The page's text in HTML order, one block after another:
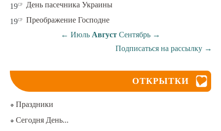
19ср День пасечника Украины
19ср Преображение Господне
← Июль Август Сентябрь →
Подписаться на рассылку →
ОТКРЫТКИ
Праздники
Сегодня День...